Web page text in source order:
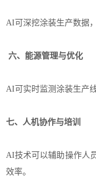
AI可深挖涂装生产数据
六、能源管理与优化
AI可实时监测涂装生产
七、人机协作与培训
AI技术可以辅助操作人
效率。